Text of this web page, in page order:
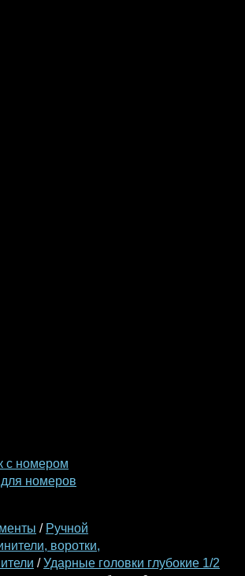
с номером
номеров
/ Ручной
воротки,
/Ударные головки глубокие 1/2